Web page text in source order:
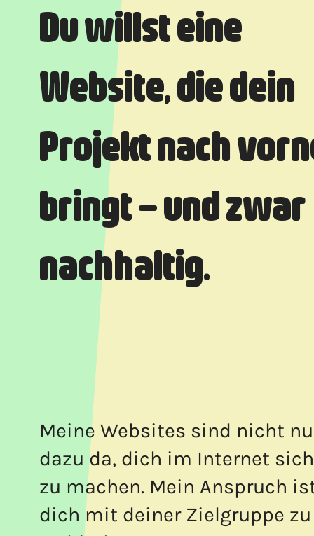
Du willst eine
Website, die dein
Projekt nach
bringt – und zwar
nachhaltig.
Meine Websites sind nicht
dazu da, dich im Internet
zu machen. Mein Anspruch
dich mit deiner Zielgruppe zu